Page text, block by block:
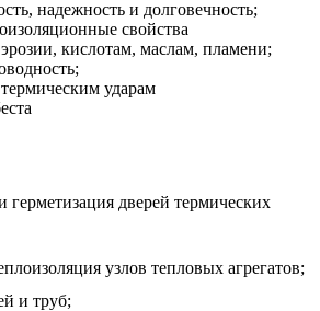
надежность и долговечность;
свойства
кислотам, маслам, пламени;
ударам
герметизация дверей термических
узлов тепловых агрегатов;
и труб;